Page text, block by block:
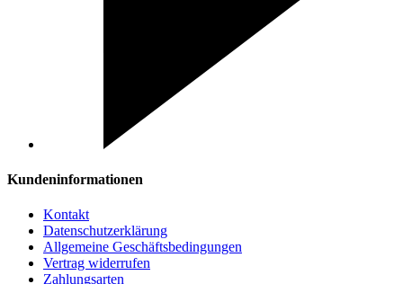
Kundeninformationen
Kontakt
Datenschutzerklärung
Allgemeine Geschäftsbedingungen
Vertrag widerrufen
Zahlungsarten